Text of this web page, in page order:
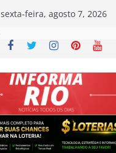
sexta-feira, agosto 7, 2026